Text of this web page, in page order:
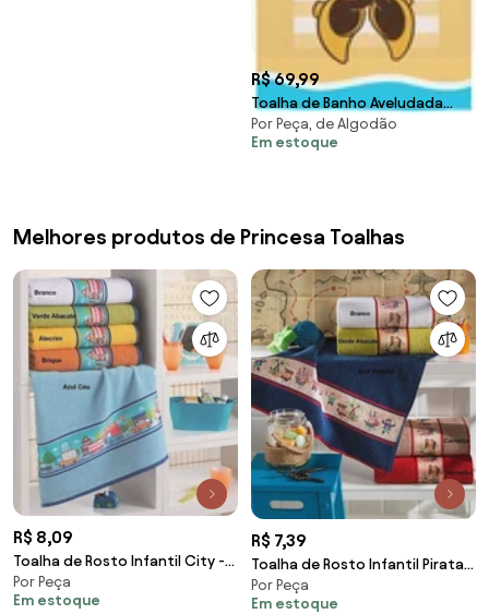
R$ 69,99
Toalha de Banho Aveludada
Minnie 1 Peça
Por Peça, de Algodão
Em estoque
Melhores produtos de Princesa Toalhas
R$ 8,09
Toalha de Rosto Infantil City -
45x80cm - Lufamar
Por Peça
Em estoque
R$ 7,39
Toalha de Rosto Infantil Piratas
- 45x70cm - Lufamar
Por Peça
Em estoque